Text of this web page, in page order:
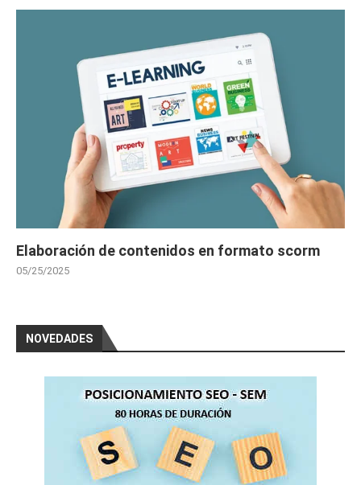
Elaboración de contenidos en formato scorm
05/25/2025
NOVEDADES